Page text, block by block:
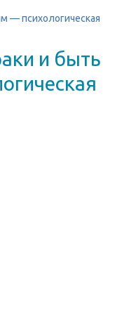
— психологическая
и быть